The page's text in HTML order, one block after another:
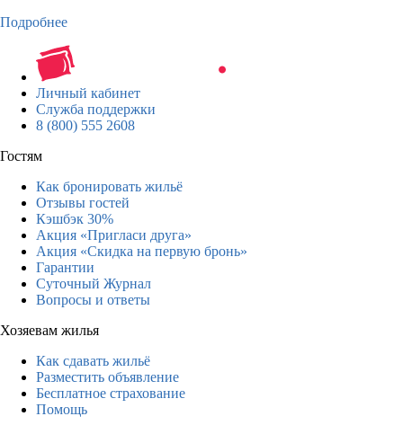
Подробнее
Личный кабинет
Служба поддержки
8 (800) 555 2608
Гостям
Как бронировать жильё
Отзывы гостей
Кэшбэк 30%
Акция «Пригласи друга»
Акция «Скидка на первую бронь»
Гарантии
Суточный Журнал
Вопросы и ответы
Хозяевам жилья
Как сдавать жильё
Разместить объявление
Бесплатное страхование
Помощь